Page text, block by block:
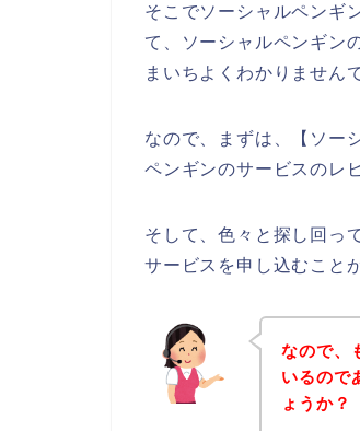
そこでソーシャルペンギ
て、ソーシャルペンギン
まいちよくわかりません
なので、まずは、【ソー
ペンギンのサービスのレ
そして、色々と探し回っ
サービスを申し込むこと
なので、
いるので
ょうか？